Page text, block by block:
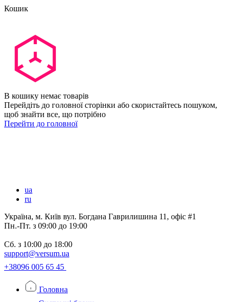
Кошик
В кошику немає товарів
Перейдіть до головної сторінки або скористайтесь пошуком,
щоб знайти все, що потрібно
Перейти до головної
ua
ru
Україна, м. Київ вул. Богдана Гаврилишина 11, офіс #1
Пн.-Пт. з 09:00 до 19:00
Сб. з 10:00 до 18:00
support@versum.ua
+38096 005 65 45
Головна